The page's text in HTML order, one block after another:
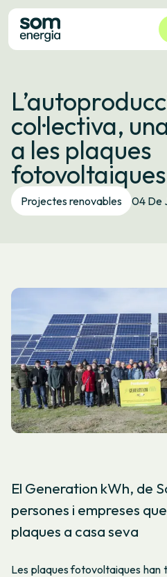
Tarifes
Serveis
Empreses
La cooperativa
Contacte
Tràmits
col·lectiva,
a les plaques
Projectes renovables 04 De
El Generation kWh, de
persones i empreses
plaques a casa seva
Les plaques fotovoltaiques han